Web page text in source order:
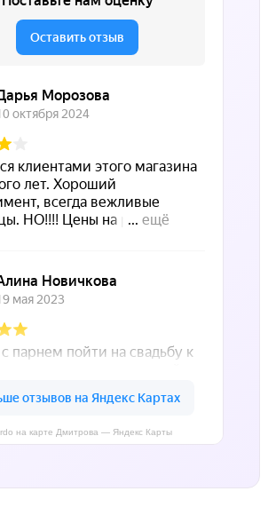
на карте Дмитрова — Яндекс Карты